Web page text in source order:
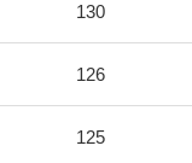
130
126
125